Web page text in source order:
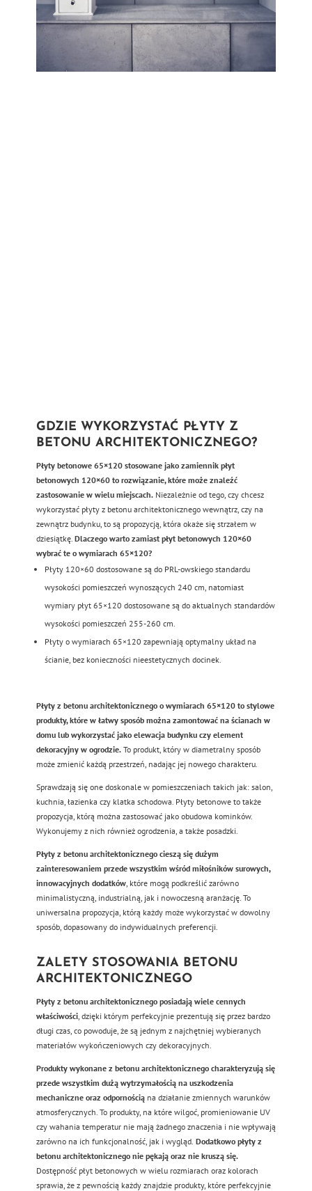
GDZIE WYKORZYSTAĆ PŁYTY Z
BETONU ARCHITEKTONICZNEGO?
Płyty betonowe 65×120 stosowane jako zamiennik płyt
betonowych 120×60 to rozwiązanie, które może znaleźć
zastosowanie w wielu miejscach.Niezależnie od tego, czy chcesz
wykorzystać płyty z betonu architektonicznego wewnątrz, czy na
zewnątrz budynku, to są propozycją, która okaże się strzałem w
dziesiątkę. Dlaczego warto zamiast płyt betonowych 120×60
wybrać te o wymiarach 65×120?
Płyty 120×60 dostosowane są do PRL-owskiego standardu
wysokości pomieszczeń wynoszących 240 cm, natomiast
wymiary płyt 65×120 dostosowane są do aktualnych standardów
wysokości pomieszczeń 255-260 cm.
Płyty o wymiarach 65×120 zapewniają optymalny układ na
ścianie, bez konieczności nieestetycznych docinek.
Płyty z betonu architektonicznego o wymiarach 65×120 to stylowe
produkty, które w łatwy sposób można zamontować na ścianach w
domu lub wykorzystać jako elewacja budynku czy element
dekoracyjny w ogrodzie.To produkt, który w diametralny sposób
może zmienić każdą przestrzeń, nadając jej nowego charakteru.
Sprawdzają się one doskonale w pomieszczeniach takich jak: salon,
kuchnia, łazienka czy klatka schodowa. Płyty betonowe to także
propozycja, którą można zastosować jako obudowa kominków.
Wykonujemy z nich również ogrodzenia, a także posadzki.
Płyty z betonu architektonicznego cieszą się dużym
zainteresowaniem przede wszystkim wśród miłośników surowych,
innowacyjnych dodatków, które mogą podkreślić zarówno
minimalistyczną, industrialną, jak i nowoczesną aranżację. To
uniwersalna propozycja, którą każdy może wykorzystać w dowolny
sposób, dopasowany do indywidualnych preferencji.
ZALETY STOSOWANIA BETONU
ARCHITEKTONICZNEGO
Płyty z betonu architektonicznego posiadają wiele cennych
właściwości, dzięki którym perfekcyjnie prezentują się przez bardzo
długi czas, co powoduje, że są jednym z najchętniej wybieranych
materiałów wykończeniowych czy dekoracyjnych.
Produkty wykonane z betonu architektonicznego charakteryzują się
przede wszystkim dużą wytrzymałością na uszkodzenia
mechaniczne oraz odpornościąna działanie zmiennych warunków
atmosferycznych. To produkty, na które wilgoć, promieniowanie UV
czy wahania temperatur nie mają żadnego znaczenia i nie wpływają
zarówno na ich funkcjonalność, jak i wygląd. Dodatkowo płyty z
betonu architektonicznego nie pękają oraz nie kruszą się.
Dostępność płyt betonowych w wielu rozmiarach oraz kolorach
sprawia, że z pewnością każdy znajdzie produkty, które perfekcyjnie